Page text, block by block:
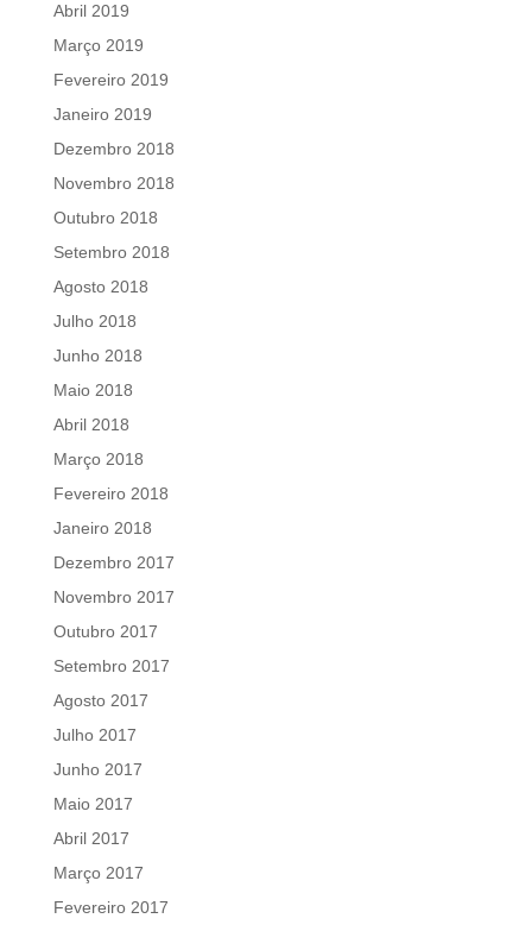
Abril 2019
Março 2019
Fevereiro 2019
Janeiro 2019
Dezembro 2018
Novembro 2018
Outubro 2018
Setembro 2018
Agosto 2018
Julho 2018
Junho 2018
Maio 2018
Abril 2018
Março 2018
Fevereiro 2018
Janeiro 2018
Dezembro 2017
Novembro 2017
Outubro 2017
Setembro 2017
Agosto 2017
Julho 2017
Junho 2017
Maio 2017
Abril 2017
Março 2017
Fevereiro 2017